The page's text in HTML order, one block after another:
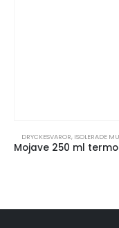
,ISOLERADE MUGGAR
Mojave 250 ml termomugg